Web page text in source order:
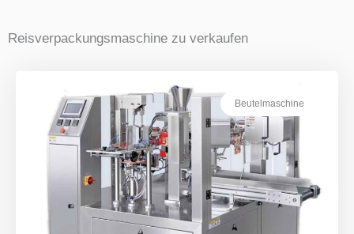
Reisverpackungsmaschine zu verkaufen
Beutelmaschine